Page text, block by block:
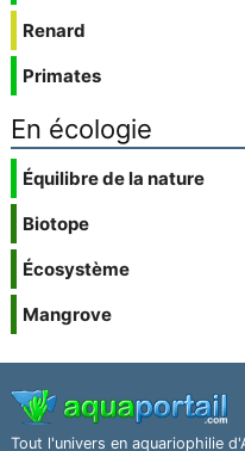
Renard
Primates
En écologie
Équilibre de la nature
Biotope
Écosystème
Mangrove
Tout l'univers en aquariophilie